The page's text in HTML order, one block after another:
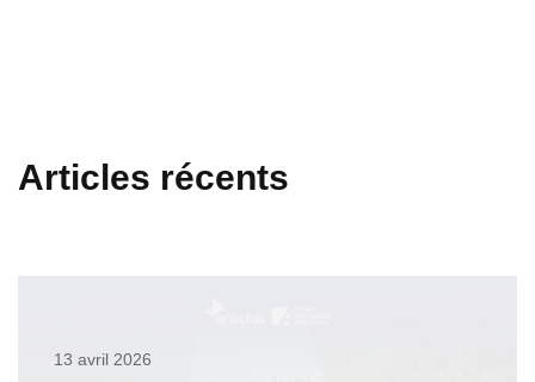
Articles récents
13 avril 2026